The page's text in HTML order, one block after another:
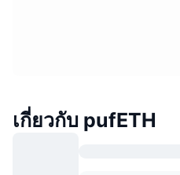
เกี่ยวกับ pufETH